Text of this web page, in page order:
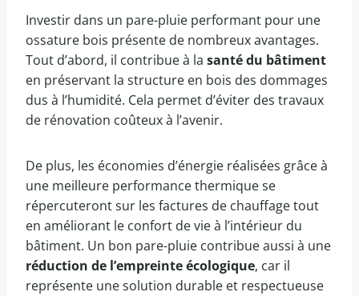
Investir dans un pare-pluie performant pour une
ossature bois présente de nombreux avantages.
Tout d’abord, il contribue à la santé du bâtiment
en préservant la structure en bois des dommages
dus à l’humidité. Cela permet d’éviter des travaux
de rénovation coûteux à l’avenir.
De plus, les économies d’énergie réalisées grâce à
une meilleure performance thermique se
répercuteront sur les factures de chauffage tout
en améliorant le confort de vie à l’intérieur du
bâtiment. Un bon pare-pluie contribue aussi à une
réduction de l’empreinte écologique, car il
représente une solution durable et respectueuse